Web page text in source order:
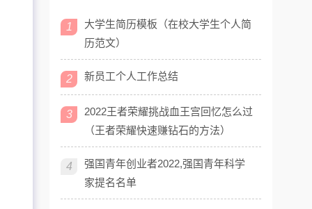
1
大学生简历模板（在校大学生个人简
历范文）
2 新员工个人工作总结
3
2022王者荣耀挑战血王宫回忆怎么过
（王者荣耀快速赚钻石的方法）
4
强国青年创业者2022,强国青年科学
家提名名单